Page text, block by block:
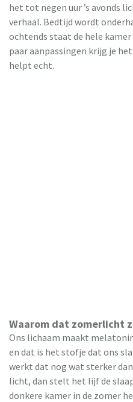
het tot negen uur ’s avonds
verhaal. Bedtijd wordt
ochtends staat de hele
paar aanpassingen krijg je
helpt echt.
Waarom dat zomerlicht
Ons lichaam maakt
en dat is het stofje dat ons
werkt dat nog wat sterker
licht, dan stelt het lijf de
donkere kamer in de zomer